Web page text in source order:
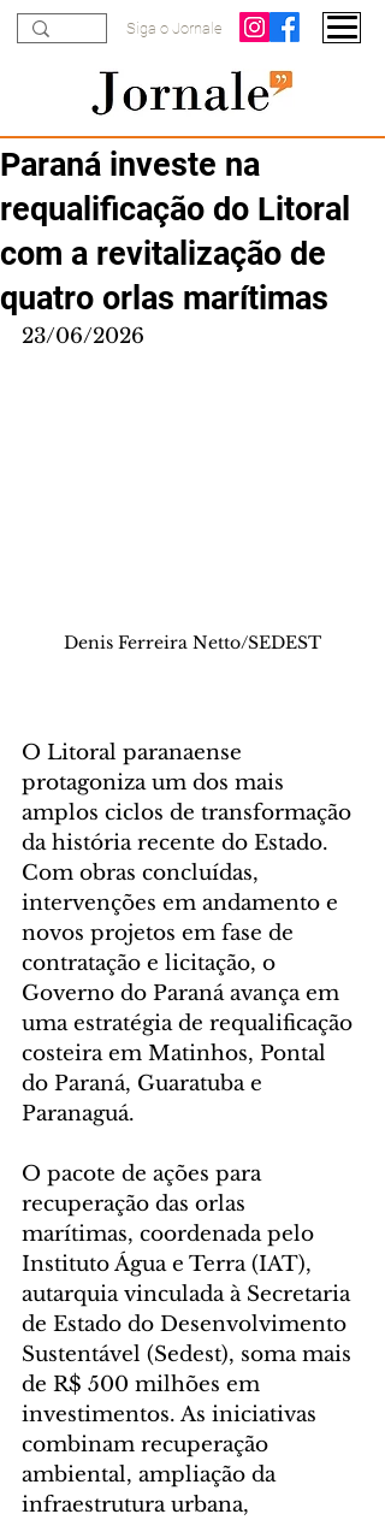
Siga o Jornale
Paraná investe na
requalificação do Litoral
com a revitalização de
quatro orlas marítimas
23/06/2026
Denis Ferreira Netto/SEDEST
O Litoral paranaense
protagoniza um dos mais
amplos ciclos de transformação
da história recente do Estado.
Com obras concluídas,
intervenções em andamento e
novos projetos em fase de
contratação e licitação, o
Governo do Paraná avança em
uma estratégia de requalificação
costeira em Matinhos, Pontal
do Paraná, Guaratuba e
Paranaguá.
O pacote de ações para
recuperação das orlas
marítimas, coordenada pelo
Instituto Água e Terra (IAT),
autarquia vinculada à Secretaria
de Estado do Desenvolvimento
Sustentável (Sedest), soma mais
de R$ 500 milhões em
investimentos. As iniciativas
combinam recuperação
ambiental, ampliação da
infraestrutura urbana,